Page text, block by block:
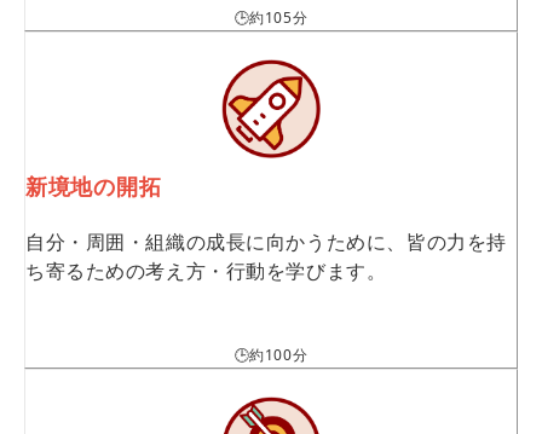
🕒約105分
新境地の開拓
自分・周囲・組織の成長に向かうために、皆の力を持
ち寄るための考え方・行動を学びます。
🕒約100分